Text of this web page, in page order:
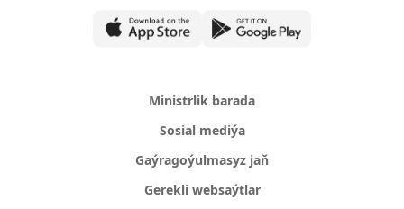
Ministrlik barada
Sosial mediýa
Gaýragoýulmasyz jaň
Gerekli websaýtlar